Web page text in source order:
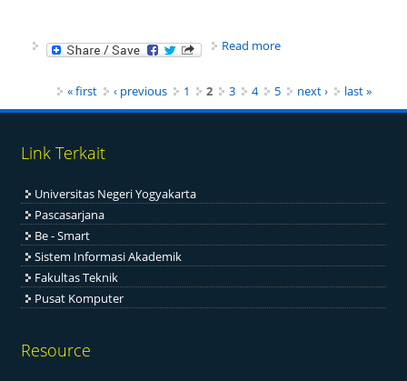
Read more
Pages« first ‹ previous 1 2 3 4 5 next › last »
Link Terkait
Universitas Negeri Yogyakarta
Pascasarjana
Be - Smart
Sistem Informasi Akademik
Fakultas Teknik
Pusat Komputer
Resource